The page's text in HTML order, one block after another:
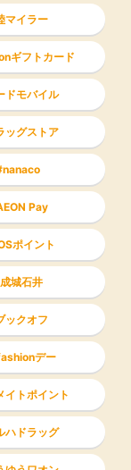
マイラー
ギフトカード
ドモバイル
ッグストア
nanaco
Pay
ポイント
成城石井
ックオフ
デー
イトポイント
ハドラッグ